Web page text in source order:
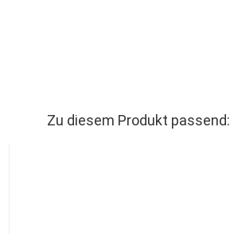
Zu diesem Produkt passend: